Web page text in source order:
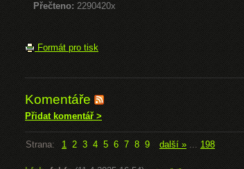
Přečteno: 2290420x
Formát pro tisk
Komentáře
Přidat komentář >
Strana: 1 2 3 4 5 6 7 8 9 další » ... 198